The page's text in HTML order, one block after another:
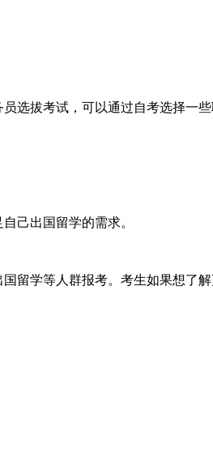
选拔考试，可以通过自考选择一些
己出国留学的需求。
留学等人群报考。考生如果想了